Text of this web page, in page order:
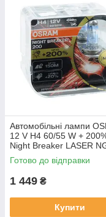
Автомобільні лампи
12 V H4 60/55 W +
Night Breaker LASER
Готово до відправки
1 449 ₴
Купити